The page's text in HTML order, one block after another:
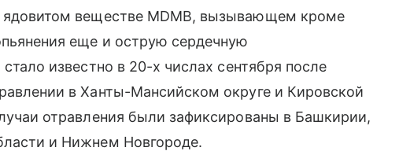
веществе MDMB, вызывающем кроме
еще и острую сердечную
стало известно в 20-х числах сентября после
в Ханты-Мансийском округе и Кировской
отравления были зафиксированы в Башкирии,
и Нижнем Новгороде.